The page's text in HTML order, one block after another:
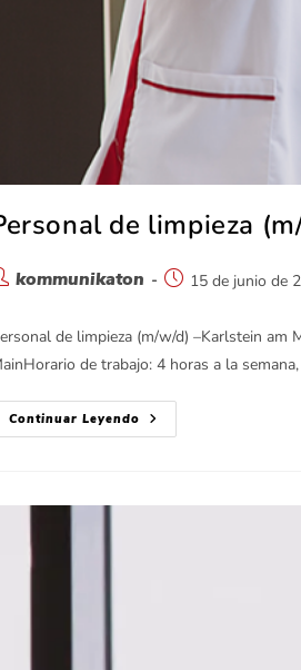
de limpieza
kommunikaton 15 de junio de
de limpieza (m/w/d) –Karlstein am
de trabajo: 4 horas a la
Continuar Leyendo